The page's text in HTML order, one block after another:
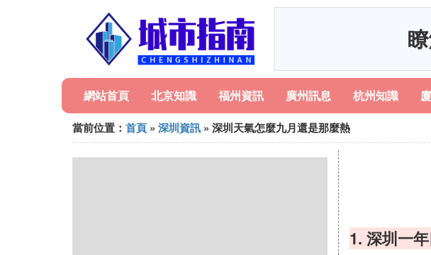
網站首頁 北京知識 福州資訊 廣州訊息 杭州知識
當前位置： 首頁 » 深圳資訊 » 深圳天氣怎麼九月還是那麼熱
1. 深圳一